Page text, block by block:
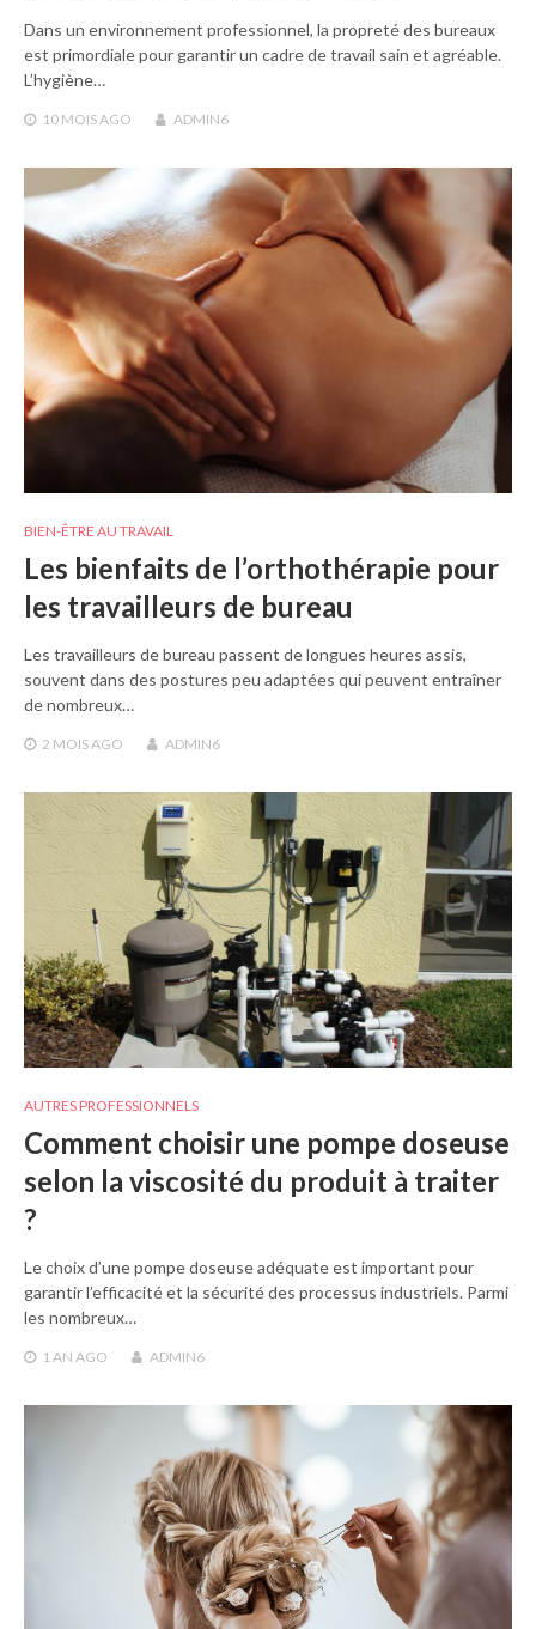
Dans un environnement professionnel, la propreté des bureaux
est primordiale pour garantir un cadre de travail sain et agréable.
L’hygiène…
10 MOIS AGO ADMIN6
BIEN-ÊTRE AU TRAVAIL
Les bienfaits de l’orthothérapie pour
les travailleurs de bureau
Les travailleurs de bureau passent de longues heures assis,
souvent dans des postures peu adaptées qui peuvent entraîner
de nombreux…
2 MOIS AGO ADMIN6
AUTRES PROFESSIONNELS
Comment choisir une pompe doseuse
selon la viscosité du produit à traiter
?
Le choix d’une pompe doseuse adéquate est important pour
garantir l’efficacité et la sécurité des processus industriels. Parmi
les nombreux…
1 AN AGO ADMIN6